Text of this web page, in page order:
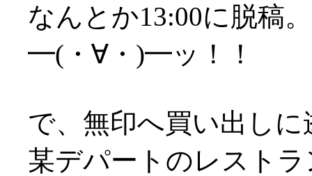
なんとか13:00に脱稿
━(・∀・)━ッ！！
で、無印へ買い出し
某デパートのレスト